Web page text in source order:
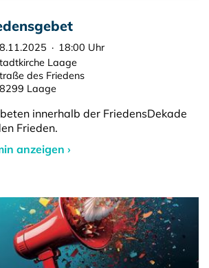
· 18:00 Uhr
Laage
des Friedens
Laage
innerhalb der FriedensDekade
Frieden.
anzeigen ›